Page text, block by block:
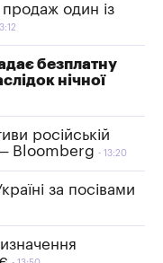
один із
безплатну
нічної
російській
– Bloomberg
13:20
за посівами